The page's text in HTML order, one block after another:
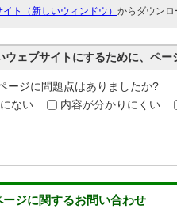
イト（新しいウィンドウ） からダウンロ
ウェブサイトにするために、ペー
ージに問題点はありましたか?
ない
内容が分かりにくい
ージに関するお問い合わせ